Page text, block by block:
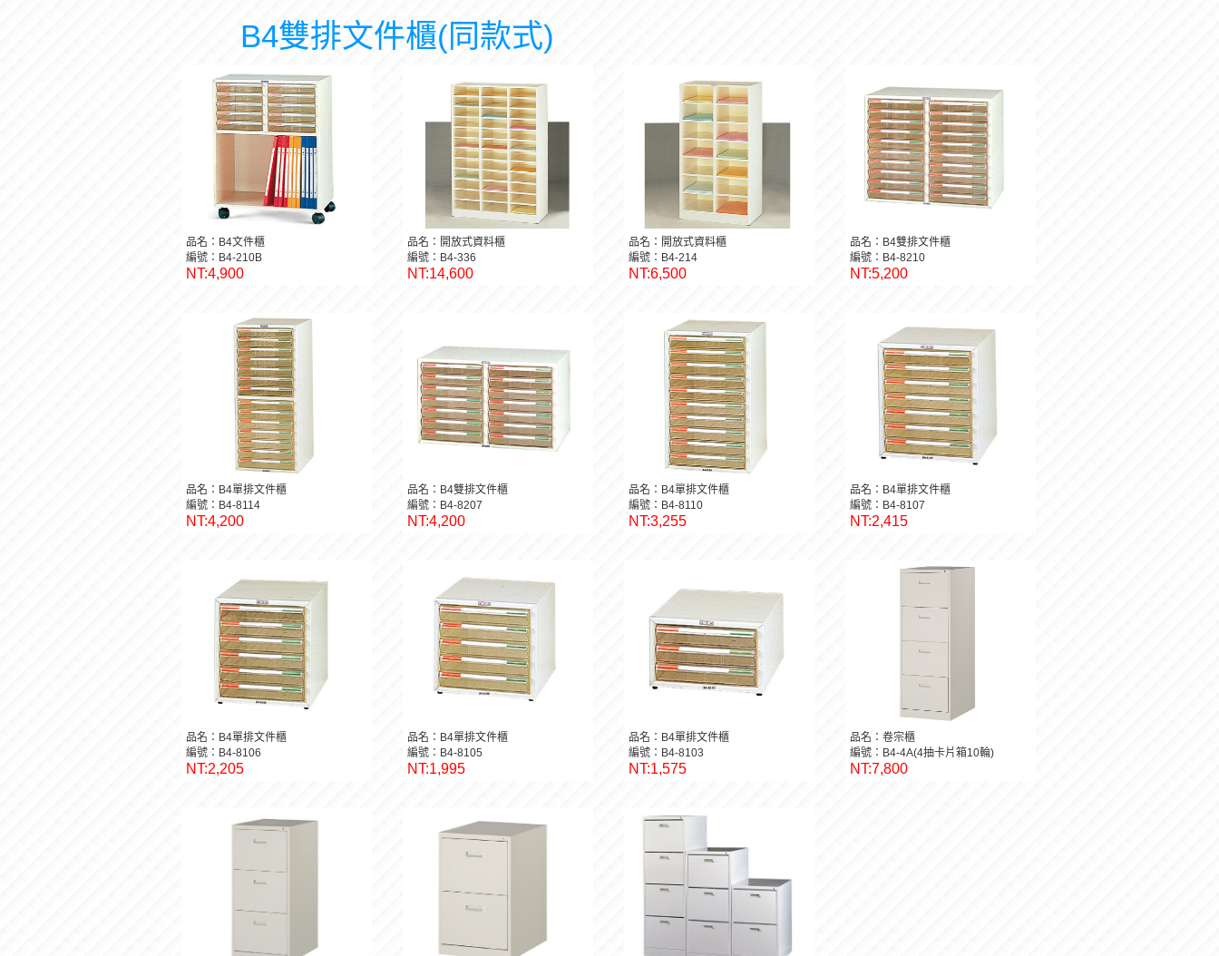
B4雙排文件櫃(同款式)
品名：B4文件櫃
編號：B4-210B
NT:4,900
品名：開放式資料櫃
編號：B4-336
NT:14,600
品名：開放式資料櫃
編號：B4-214
NT:6,500
品名：B4雙排文件櫃
編號：B4-8210
NT:5,200
品名：B4單排文件櫃
編號：B4-8114
NT:4,200
品名：B4雙排文件櫃
編號：B4-8207
NT:4,200
品名：B4單排文件櫃
編號：B4-8110
NT:3,255
品名：B4單排文件櫃
編號：B4-8107
NT:2,415
品名：B4單排文件櫃
編號：B4-8106
NT:2,205
品名：B4單排文件櫃
編號：B4-8105
NT:1,995
品名：B4單排文件櫃
編號：B4-8103
NT:1,575
品名：卷宗櫃
編號：B4-4A(4抽卡片箱10輪)
NT:7,800